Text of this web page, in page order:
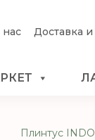
Доставка и
Плинтус